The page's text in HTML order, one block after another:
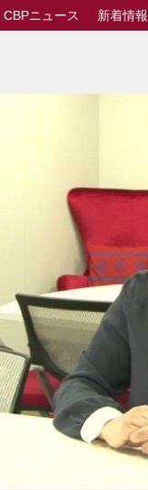
CBPニュース 新着情報